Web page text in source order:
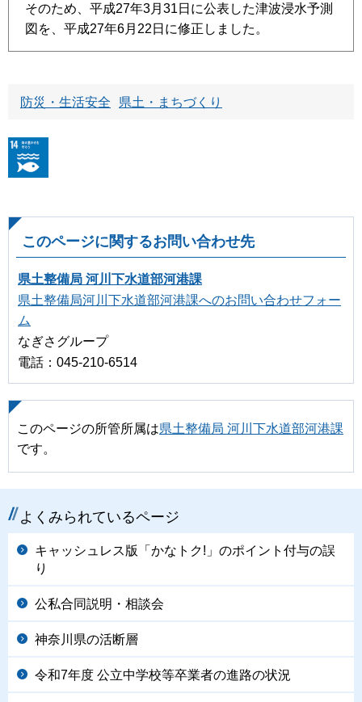
そのため、平成27年3月31日に公表した津波浸水予測
図を、平成27年6月22日に修正しました。
防災・生活安全 県土・まちづくり
このページに関するお問い合わせ先
県土整備局 河川下水道部河港課
県土整備局河川下水道部河港課へのお問い合わせフォー
ム
なぎさグループ
電話：045-210-6514
このページの所管所属は県土整備局 河川下水道部河港課
です。
よくみられているページ
キャッシュレス版「かなトク!」のポイント付与の誤
り
公私合同説明・相談会
神奈川県の活断層
令和7年度 公立中学校等卒業者の進路の状況